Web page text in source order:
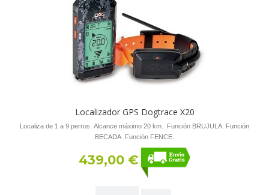
Localizador GPS Dogtrace X20
Localiza de 1 a 9 perros. Alcance máximo 20 km. Función BRUJULA. Función
BECADA. Función FENCE.
439,00 €